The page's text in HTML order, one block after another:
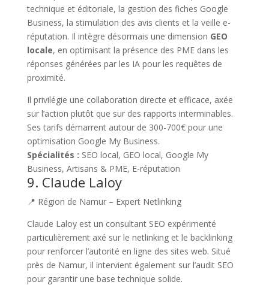
technique et éditoriale, la gestion des fiches Google
Business, la stimulation des avis clients et la veille e-
réputation. Il intègre désormais une dimension GEO
locale, en optimisant la présence des PME dans les
réponses générées par les IA pour les requêtes de
proximité.
Il privilégie une collaboration directe et efficace, axée
sur l’action plutôt que sur des rapports interminables.
Ses tarifs démarrent autour de 300-700€ pour une
optimisation Google My Business.
Spécialités : SEO local, GEO local, Google My
Business, Artisans & PME, E-réputation
9. Claude Laloy
📍 Région de Namur – Expert Netlinking
Claude Laloy est un consultant SEO expérimenté
particulièrement axé sur le netlinking et le backlinking
pour renforcer l’autorité en ligne des sites web. Situé
près de Namur, il intervient également sur l’audit SEO
pour garantir une base technique solide.